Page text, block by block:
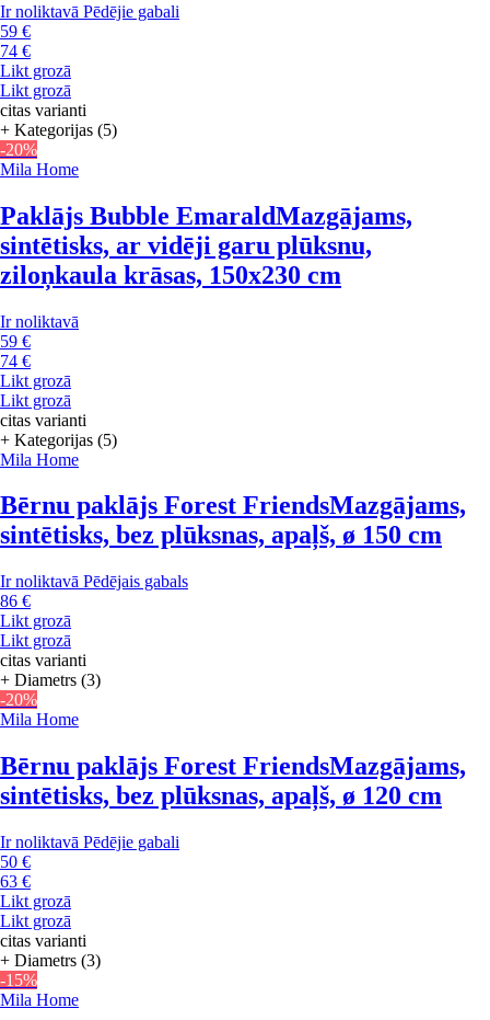
Ir noliktavā Pēdējie gabali
59 €
74 €
Likt grozā
Likt grozā
citas varianti
+ Kategorijas (5)
-20%
Mila Home
Paklājs Bubble EmaraldMazgājams,
sintētisks, ar vidēji garu plūksnu,
ziloņkaula krāsas, 150x230 cm
Ir noliktavā
59 €
74 €
Likt grozā
Likt grozā
citas varianti
+ Kategorijas (5)
Mila Home
Bērnu paklājs Forest FriendsMazgājams,
sintētisks, bez plūksnas, apaļš, ø 150 cm
Ir noliktavā Pēdējais gabals
86 €
Likt grozā
Likt grozā
citas varianti
+ Diametrs (3)
-20%
Mila Home
Bērnu paklājs Forest FriendsMazgājams,
sintētisks, bez plūksnas, apaļš, ø 120 cm
Ir noliktavā Pēdējie gabali
50 €
63 €
Likt grozā
Likt grozā
citas varianti
+ Diametrs (3)
-15%
Mila Home